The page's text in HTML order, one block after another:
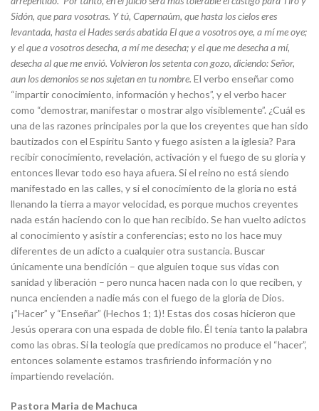
Sidón, que para vosotras. Y tú, Capernaúm, que hasta los cielos eres
levantada, hasta el Hades serás abatida El que a vosotros oye, a mí me oye;
y el que a vosotros desecha, a mí me desecha; y el que me desecha a mí,
desecha al que me envió. Volvieron los setenta con gozo, diciendo: Señor,
aun los demonios se nos sujetan en tu nombre. El verbo enseñar como
“impartir conocimiento, información y hechos”, y el verbo hacer
como “demostrar, manifestar o mostrar algo visiblemente”. ¿Cuál es
una de las razones principales por la que los creyentes que han sido
bautizados con el Espíritu Santo y fuego asisten a la iglesia? Para
recibir conocimiento, revelación, activación y el fuego de su gloria y
entonces llevar todo eso haya afuera. Si el reino no está siendo
manifestado en las calles, y si el conocimiento de la gloria no está
llenando la tierra a mayor velocidad, es porque muchos creyentes
nada están haciendo con lo que han recibido. Se han vuelto adictos
al conocimiento y asistir a conferencias; esto no los hace muy
diferentes de un adicto a cualquier otra sustancia. Buscar
únicamente una bendición – que alguien toque sus vidas con
sanidad y liberación – pero nunca hacen nada con lo que reciben, y
nunca encienden a nadie más con el fuego de la gloria de Dios.
¡”Hacer” y “Enseñar” (Hechos 1; 1)! Estas dos cosas hicieron que
Jesús operara con una espada de doble filo. Él tenía tanto la palabra
como las obras. Si la teología que predicamos no produce el “hacer”,
entonces solamente estamos trasfiriendo información y no
impartiendo revelación.
Pastora Maria de Machuca